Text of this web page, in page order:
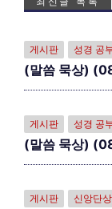
게시판 성경 공
(말씀 묵상)
게시판 성경 공
(말씀 묵상)
게시판 신앙단상